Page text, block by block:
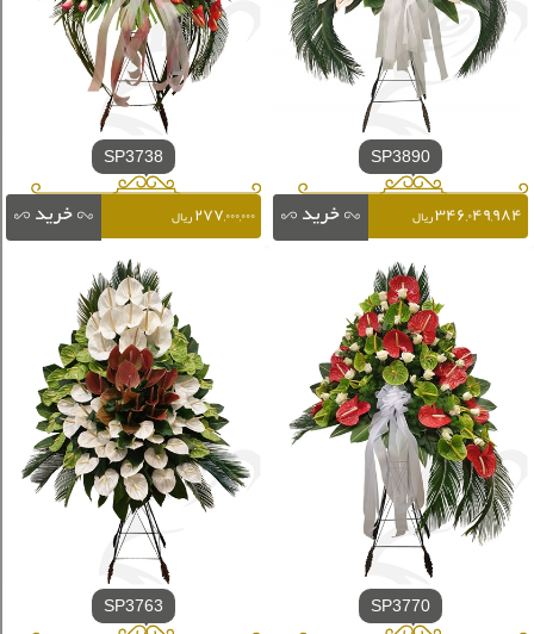
SP3890
۳۴۶,۰۴۹,۹۸۴ریال
SP3738
۲۷۷,۰۰۰,۰۰۰ریال
SP3770
SP3763